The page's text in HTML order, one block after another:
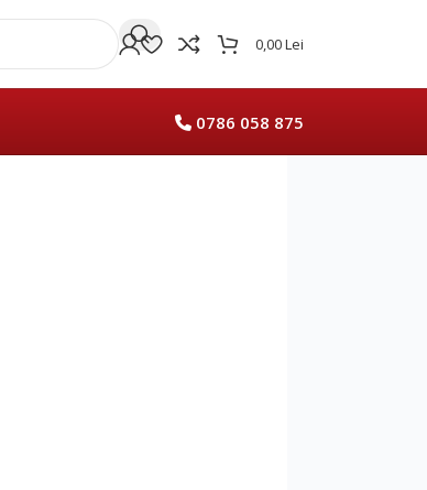
0,00Lei
0786 058 875